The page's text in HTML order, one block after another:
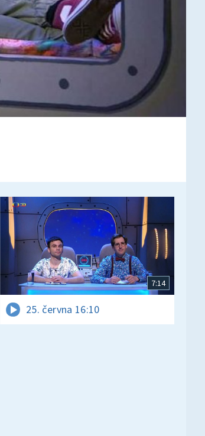
7:14
25. června 16:10